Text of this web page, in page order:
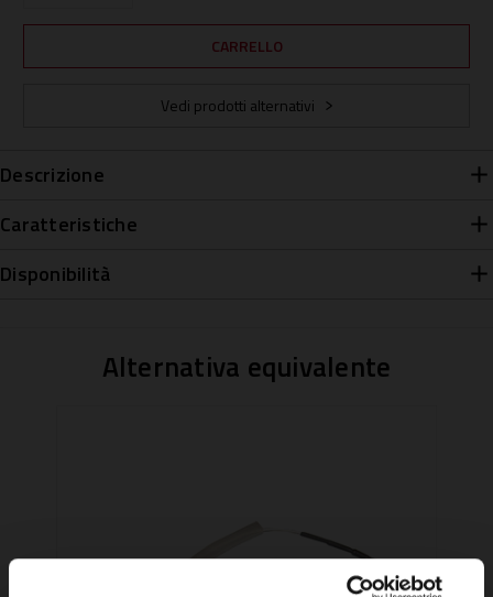
Vedi prodotti alternativi
Descrizione
Caratteristiche
Disponibilità
Alternativa equivalente